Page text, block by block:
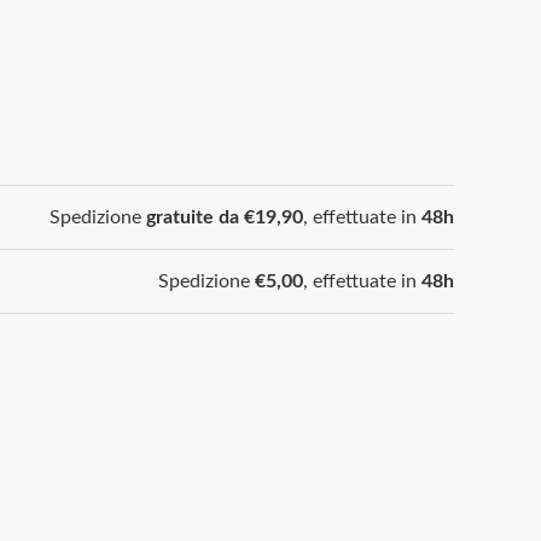
Spedizione gratuite da €19,90, effettuate in 48h
Spedizione €5,00, effettuate in 48h